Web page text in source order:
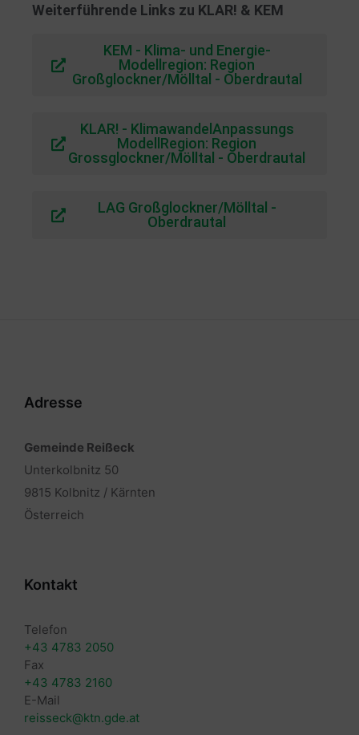
Weiterführende Links zu KLAR! & KEM
KEM - Klima- und Energie-
Modellregion: Region
Großglockner/Mölltal - Oberdrautal
KLAR! - KlimawandelAnpassungs
ModellRegion: Region
Grossglockner/Mölltal - Oberdrautal
LAG Großglockner/Mölltal -
Oberdrautal
Adresse
Gemeinde Reißeck
Unterkolbnitz 50
9815 Kolbnitz / Kärnten
Österreich
Kontakt
Telefon
+43 4783 2050
Fax
+43 4783 2160
E-Mail
reisseck@ktn.gde.at